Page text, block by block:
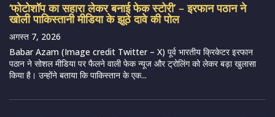
‘फोटोशॉप का सहारा लेकर बनाई फेक स्टोरी’ – इरफान पठान ने
खोली पाकिस्तानी मीडिया के झूठे दावे की पोल
अगस्त 7, 2026
Babar Azam (Image credit Twitter – X) पूर्व भारतीय क्रिकेटर इरफान
पठान ने सोशल मीडिया पर फैलने वाली फेक न्यूज और ट्रोलिंग को लेकर बड़ा खुलासा
किया है। उन्होंने बताया कि पाकिस्तान के एक...